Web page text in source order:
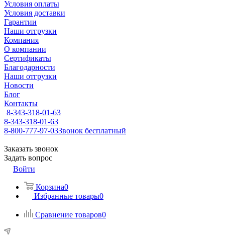
Условия оплаты
Условия доставки
Гарантии
Наши отгрузки
Компания
О компании
Сертификаты
Благодарности
Наши отгрузки
Новости
Блог
Контакты
8-343-318-01-63
8-343-318-01-63
8-800-777-97-03Звонок бесплатный
Заказать звонок
Задать вопрос
Войти
Корзина0
Избранные товары0
Сравнение товаров0